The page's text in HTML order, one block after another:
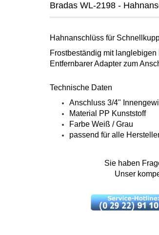
Bradas WL-2198 -
Hahnanschlüss für
Frostbeständig mit langlebigen
Entfernbarer Adapter zum
Technische Daten
Anschluss 3/4"
Material PP Kunststoff
Farbe Weiß / Grau
passend für alle
Sie haben
Unser